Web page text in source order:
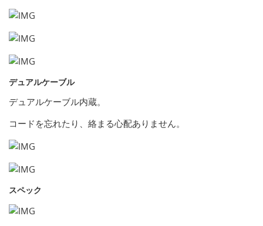
デュアルケーブル
デュアルケーブル内蔵。
コードを忘れたり、絡まる心配ありません。
スペック